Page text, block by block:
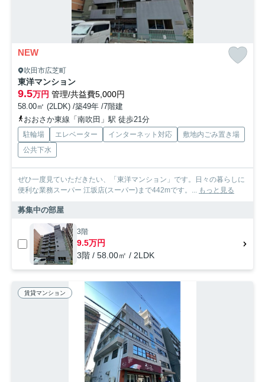
NEW
吹田市広芝町
東洋マンション
9.5万円 管理/共益費5,000円
58.00㎡ (2LDK) /築49年 /7階建
おおさか東線「南吹田」駅 徒歩21分
駐輪場 エレベーター インターネット対応
敷地内ごみ置き場
公共下水
ぜひ一度見ていただきたい、「東洋マンション」です。日々の暮らしに
便利な業務スーパー 江坂店(スーパー)まで442mです。... もっと見る
募集中の部屋
3階
9.5万円
3階 / 58.00㎡ / 2LDK
賃貸マンション